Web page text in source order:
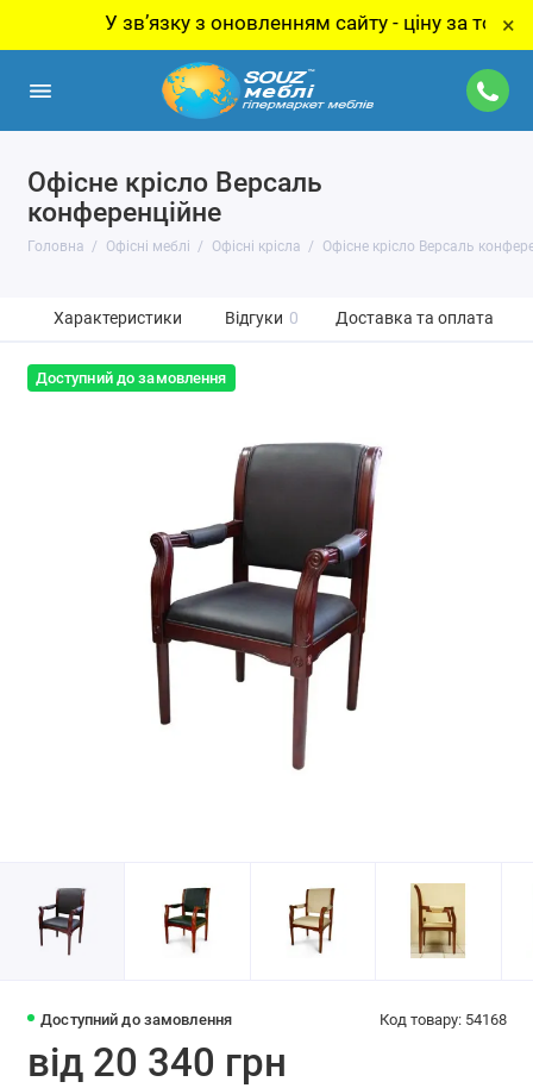
У звʼязку з оновленням сайту - ціну за товар ×
Офісне крісло Версаль
конференційне
Головна Офісні меблі Офісні крісла Офісне крісло Версаль
Характеристики Відгуки 0 Доставка та оплата
Доступний до замовлення
Доступний до замовлення Код товару: 54168
від 20 340 грн